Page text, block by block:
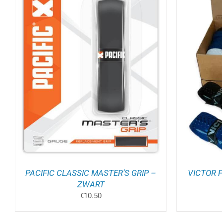
PACIFIC CLASSIC MASTER’S GRIP –
ZWART
€10.50
OPTIES SELECTERENDIT
PRODUCT
HEEFT
MEERDERE
VARIATIES.
DEZE
OPTIE
KAN
GEKOZEN
WORDEN
OP
DE
/ DETAILS
VICTOR